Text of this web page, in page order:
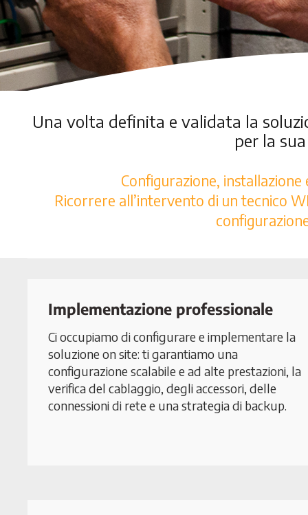
Una volta definita e validata la
per la
Configurazione, installazione
Ricorrere all’intervento di un tecnico
Implementazione professionale
Ci occupiamo di configurare e implementare la
soluzione on site: ti garantiamo una
configurazione scalabile e ad alte prestazioni, la
verifica del cablaggio, degli accessori, delle
connessioni di rete e una strategia di backup.